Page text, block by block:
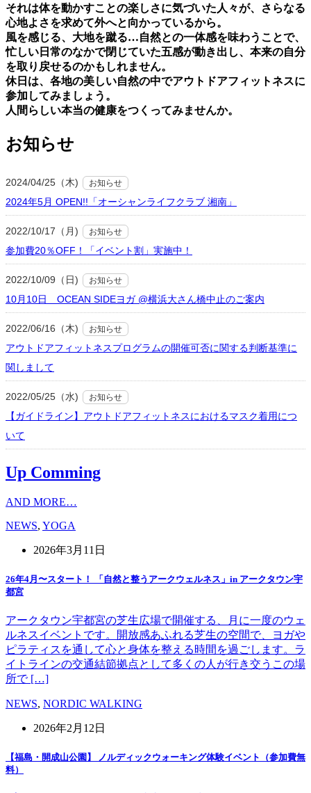
それは体を動かすことの楽しさに気づいた⼈々が、さらなる
⼼地よさを求めて外へと向かっているから。
⾵を感じる、⼤地を蹴る…⾃然との⼀体感を味わうことで、
忙しい⽇常のなかで閉じていた五感が動き出し、本来の⾃分
を取り戻せるのかもしれません。
休⽇は、各地の美しい⾃然の中でアウトドアフィットネスに
参加してみましょう。
⼈間らしい本当の健康をつくってみませんか。
お知らせ
2024/04/25（木) お知らせ
2024年5月 OPEN!!「オーシャンライフクラブ 湘南」
2022/10/17（月) お知らせ
参加費20％OFF！「イベント割」実施中！
2022/10/09（日) お知らせ
10月10日 OCEAN SIDEヨガ @横浜大さん橋中止のご案内
2022/06/16（木) お知らせ
アウトドアフィットネスプログラムの開催可否に関する判断基準に
関しまして
2022/05/25（水) お知らせ
【ガイドライン】アウトドアフィットネスにおけるマスク着用につ
いて
Up Comming
AND MORE…
NEWS, YOGA
2026年3月11日
26年4月〜スタート！ 「自然と整うアークウェルネス」in アークタウン宇
都宮
アークタウン宇都宮の芝生広場で開催する、月に一度のウェ
ルネスイベントです。開放感あふれる芝生の空間で、ヨガや
ピラティスを通して心と身体を整える時間を過ごします。ラ
イトラインの交通結節拠点として多くの人が行き交うこの場
所で […]
NEWS, NORDIC WALKING
2026年2月12日
【福島・開成山公園】 ノルディックウォーキング体験イベント（参加費無
料）